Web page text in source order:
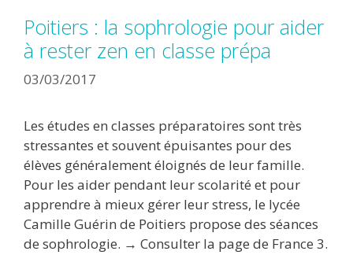
Poitiers : la sophrologie pour aider
à rester zen en classe prépa
03/03/2017
Les études en classes préparatoires sont très
stressantes et souvent épuisantes pour des
élèves généralement éloignés de leur famille.
Pour les aider pendant leur scolarité et pour
apprendre à mieux gérer leur stress, le lycée
Camille Guérin de Poitiers propose des séances
de sophrologie. → Consulter la page de France 3.